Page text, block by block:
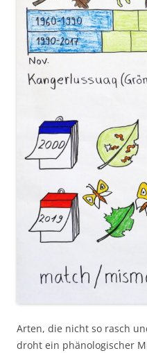
Arten, die nicht so rasch
droht ein phänologischer